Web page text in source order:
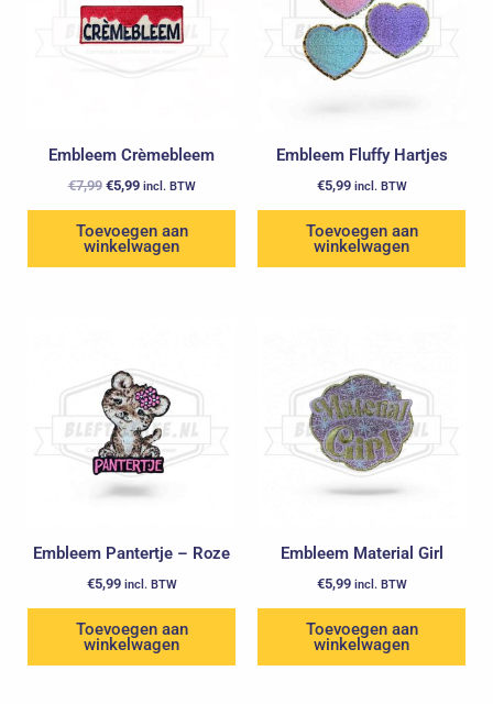
Embleem Crèmebleem
€7,99 €5,99 incl. BTW
Toevoegen aan
winkelwagen
Embleem Fluffy Hartjes
€5,99 incl. BTW
Toevoegen aan
winkelwagen
Embleem Pantertje – Roze
€5,99 incl. BTW
Toevoegen aan
winkelwagen
Embleem Material Girl
€5,99 incl. BTW
Toevoegen aan
winkelwagen